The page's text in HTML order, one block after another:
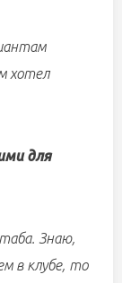
хотел
для
Знаю,
в клубе, то